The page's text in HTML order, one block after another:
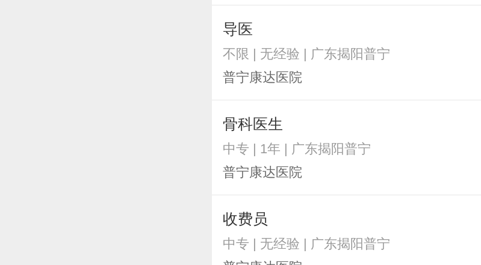
导医
不限 | 无经验 | 广东揭阳普宁
普宁康达医院
骨科医生
中专 | 1年 | 广东揭阳普宁
普宁康达医院
收费员
中专 | 无经验 | 广东揭阳普宁